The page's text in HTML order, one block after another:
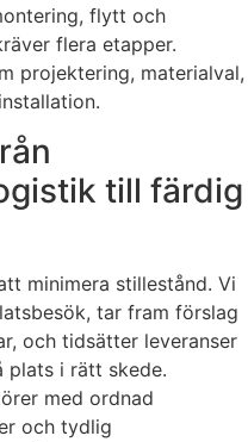
flytt och
flera etapper.
projektering, materialval,
till färdig
minimera stillestånd. Vi
tar fram förslag
och tidsätter leveranser
plats i rätt skede.
med ordnad
och tydlig